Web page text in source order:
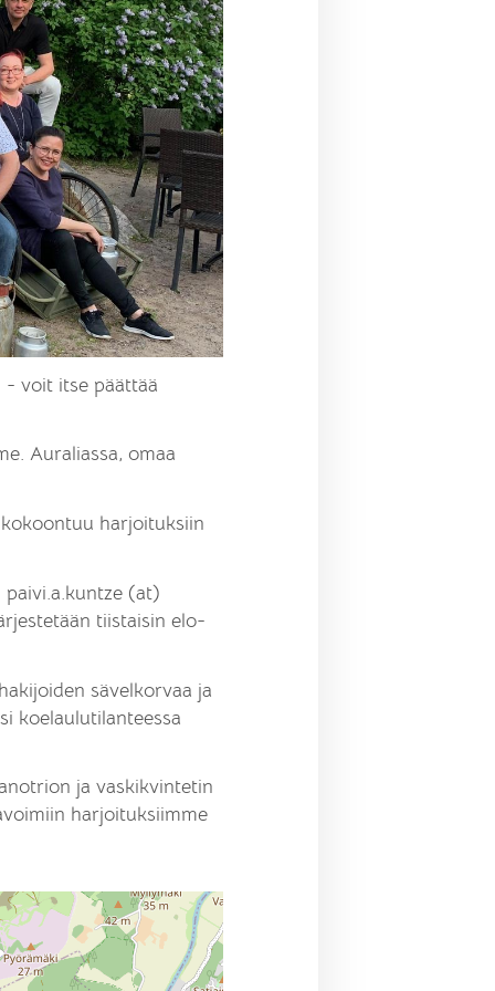
- voit itse päättää
Auraliassa, omaa
harjoituksiin
(at)
tiistaisin elo-
sävelkorvaa ja
koelaulutilanteessa
ja vaskikvintetin
harjoituksiimme